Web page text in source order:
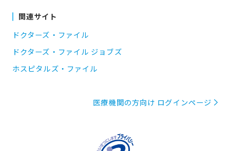
関連サイト
ドクターズ・ファイル
ドクターズ・ファイル ジョブズ
ホスピタルズ・ファイル
医療機関の方向け ログインページ